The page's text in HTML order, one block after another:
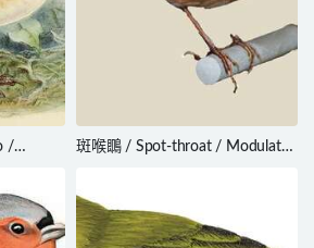
/
斑喉䳭 / Spot-throat / Modulatrix